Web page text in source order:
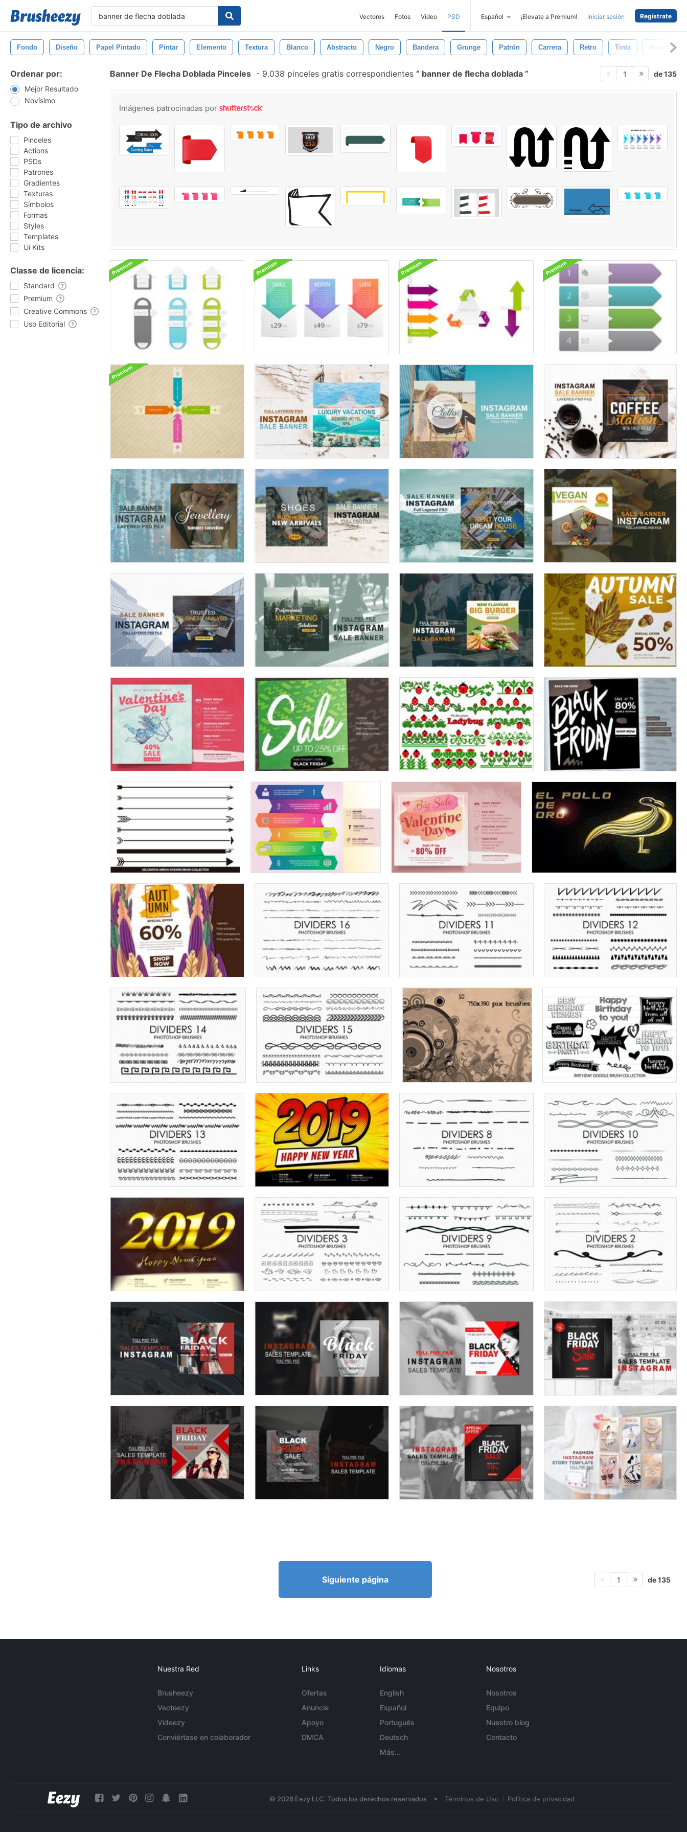
Vectores Fotos Vídeo PSD Español ¡Elevate a Premium! Iniciar sesión Regístrate
Fondo Diseño Papel Pintado Pintar Elemento Textura Blanco Abstracto Negro Bandera Grunge Patrón Carrera Retro Tinta Vendimia
Ordenar por:
Mejor Resultado
Novísimo
Tipo de archivo
Pinceles
Actions
PSDs
Patrones
Gradientes
Texturas
Símbolos
Formas
Styles
Templates
Ui Kits
Classe de licencia:
Standard
Premium
Creative Commons
Uso Editorial
Banner De Flecha Doblada Pinceles - 9.038 pinceles gratis correspondientes banner de flecha doblada 1 de 135
Imágenes patrocinadas por
Siguiente página 1 de 135
Nuestra Red
Brusheezy
Vecteezy
Videezy
Conviértase en colaborador
Links
Ofertas
Anuncie
Apoyo
DMCA
Idiomas
English
Español
Português
Deutsch
Más...
Nosotros
Nosotros
Equipo
Nuestro blog
Contacto
© 2026 Eezy LLC. Todos los derechos reservados • Términos de Uso Política de privacidad